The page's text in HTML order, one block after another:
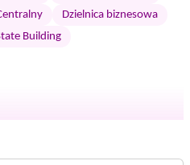
Dzielnica biznesowa
Building